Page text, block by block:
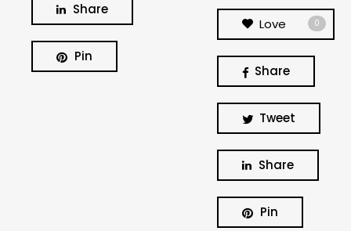
Share
Pin
Love 0
Share
Tweet
Share
Pin